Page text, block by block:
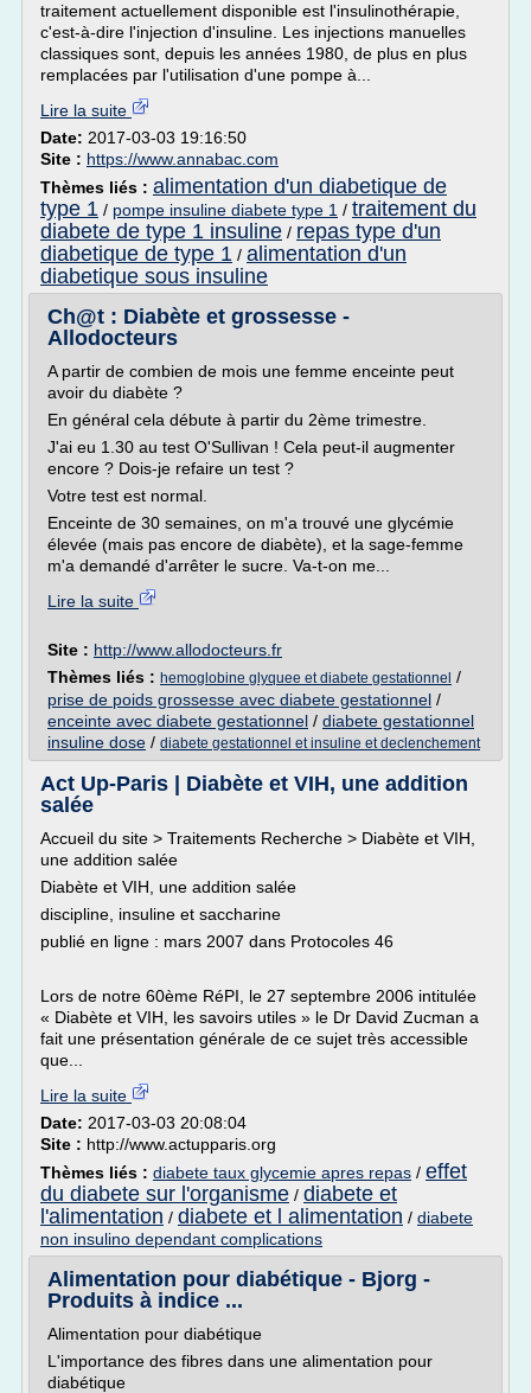
traitement actuellement disponible est l'insulinothérapie,
c'est-à-dire l'injection d'insuline. Les injections manuelles
classiques sont, depuis les années 1980, de plus en plus
remplacées par l'utilisation d'une pompe à...
Lire la suite
Date: 2017-03-03 19:16:50
Site : https://www.annabac.com
Thèmes liés : alimentation d'un diabetique de
type 1 / pompe insuline diabete type 1 / traitement du
diabete de type 1 insuline / repas type d'un
diabetique de type 1 / alimentation d'un
diabetique sous insuline
Ch@t : Diabète et grossesse -
Allodocteurs
A partir de combien de mois une femme enceinte peut
avoir du diabète ?
En général cela débute à partir du 2ème trimestre.
J'ai eu 1.30 au test O'Sullivan ! Cela peut-il augmenter
encore ? Dois-je refaire un test ?
Votre test est normal.
Enceinte de 30 semaines, on m'a trouvé une glycémie
élevée (mais pas encore de diabète), et la sage-femme
m'a demandé d'arrêter le sucre. Va-t-on me...
Lire la suite
Site : http://www.allodocteurs.fr
Thèmes liés : hemoglobine glyquee et diabete gestationnel /
prise de poids grossesse avec diabete gestationnel /
enceinte avec diabete gestationnel / diabete gestationnel
insuline dose / diabete gestationnel et insuline et declenchement
Act Up-Paris | Diabète et VIH, une addition
salée
Accueil du site > Traitements Recherche > Diabète et VIH,
une addition salée
Diabète et VIH, une addition salée
discipline, insuline et saccharine
publié en ligne : mars 2007 dans Protocoles 46
Lors de notre 60ème RéPI, le 27 septembre 2006 intitulée
« Diabète et VIH, les savoirs utiles » le Dr David Zucman a
fait une présentation générale de ce sujet très accessible
que...
Lire la suite
Date: 2017-03-03 20:08:04
Site : http://www.actupparis.org
Thèmes liés : diabete taux glycemie apres repas / effet
du diabete sur l'organisme / diabete et
l'alimentation / diabete et l alimentation / diabete
non insulino dependant complications
Alimentation pour diabétique - Bjorg -
Produits à indice ...
Alimentation pour diabétique
L'importance des fibres dans une alimentation pour
diabétique